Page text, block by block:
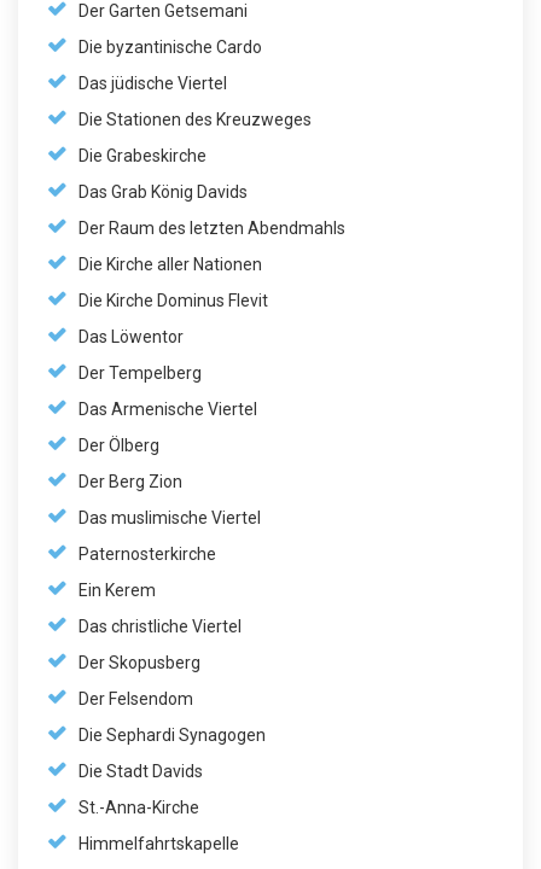
Der Garten Getsemani
Die byzantinische Cardo
Das jüdische Viertel
Die Stationen des Kreuzweges
Die Grabeskirche
Das Grab König Davids
Der Raum des letzten Abendmahls
Die Kirche aller Nationen
Die Kirche Dominus Flevit
Das Löwentor
Der Tempelberg
Das Armenische Viertel
Der Ölberg
Der Berg Zion
Das muslimische Viertel
Paternosterkirche
Ein Kerem
Das christliche Viertel
Der Skopusberg
Der Felsendom
Die Sephardi Synagogen
Die Stadt Davids
St.-Anna-Kirche
Himmelfahrtskapelle